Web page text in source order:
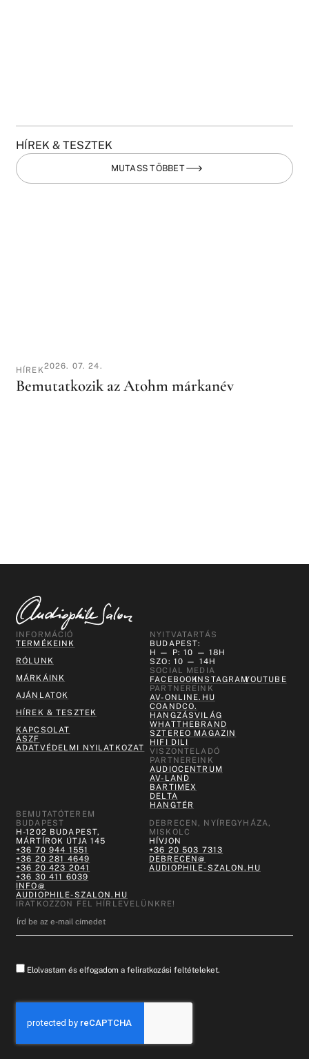
HÍREK & TESZTEK
MUTASS TÖBBET
HÍREK2026. 07. 24.
Bemutatkozik az Atohm márkanév
INFORMÁCIÓ
TERMÉKEINK
RÓLUNK
MÁRKÁINK
AJÁNLATOK
HÍREK & TESZTEK
KAPCSOLAT
ÁSZF
ADATVÉDELMI NYILATKOZAT
NYITVATARTÁS
BUDAPEST:
H — P: 10 — 18H
SZO: 10 — 14H
SOCIAL MEDIA
FACEBOOKINSTAGRAMYOUTUBE
PARTNEREINK
AV-ONLINE.HU
COANDCO.
HANGZÁSVILÁG
WHATTHEBRAND
SZTEREO MAGAZIN
HIFI DILI
VISZONTELADÓ
PARTNEREINK
AUDIOCENTRUM
AV-LAND
BARTIMEX
DELTA
HANGTÉR
BEMUTATÓTEREM
BUDAPEST
H-1202 BUDAPEST,
MÁRTÍROK ÚTJA 145
+36 70 944 1551
+36 20 281 4649
+36 20 423 2041
+36 30 411 6039
INFO@
AUDIOPHILE-SZALON.HU
DEBRECEN, NYÍREGYHÁZA,
MISKOLC
HÍVJON
+36 20 503 7313
DEBRECEN@
AUDIOPHILE-SZALON.HU
IRATKOZZON FEL HÍRLEVELÜNKRE!
Elolvastam és elfogadom a feliratkozási feltételeket.